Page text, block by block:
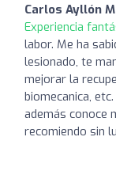
Carlos Ayllón
Experiencia
labor. Me ha
lesionado, te
mejorar la
biomecanica,
además conoce
recomiendo sin